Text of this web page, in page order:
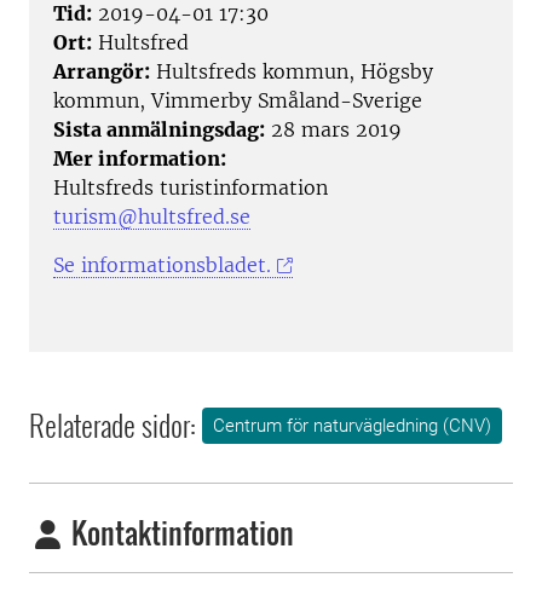
Tid: 2019-04-01 17:30
Ort: Hultsfred
Arrangör: Hultsfreds kommun, Högsby
kommun, Vimmerby Småland-Sverige
Sista anmälningsdag: 28 mars 2019
Mer information:
Hultsfreds turistinformation
turism@hultsfred.se
Se informationsbladet.
Relaterade sidor: Centrum för naturvägledning (CNV)
Kontaktinformation